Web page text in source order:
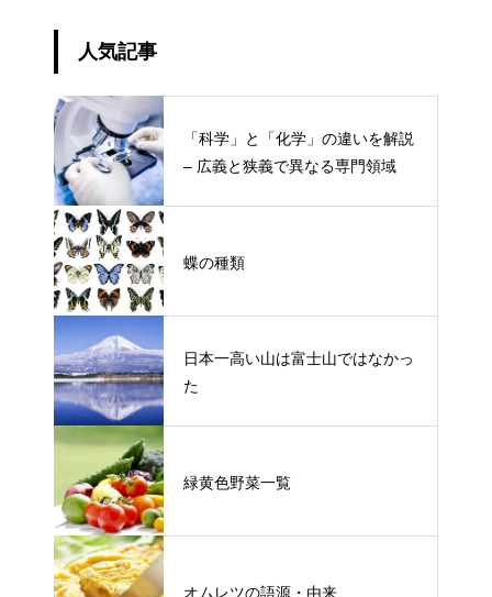
人気記事
「科学」と「化学」の違いを解説
– 広義と狭義で異なる専門領域
蝶の種類
日本一高い山は富士山ではなかっ
た
緑黄色野菜一覧
オムレツの語源・由来